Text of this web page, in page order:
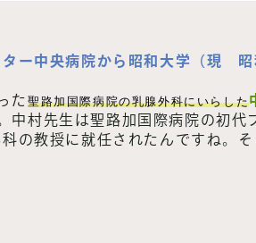
ー中央病院から昭和大学（現
た 聖路加国際病院の乳腺外科にいらした
中村先生は聖路加国際病院の初
の教授に就任されたんですね。